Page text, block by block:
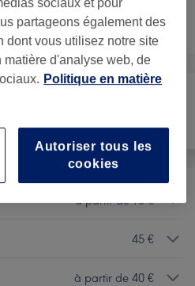
liste de prestations
des pieds
à partir de 15 €
45 €
à partir de 40 €
partageons également des
dont vous utilisez notre site
d'analyse web, de
Politique en matière
Autoriser tous les
cookies